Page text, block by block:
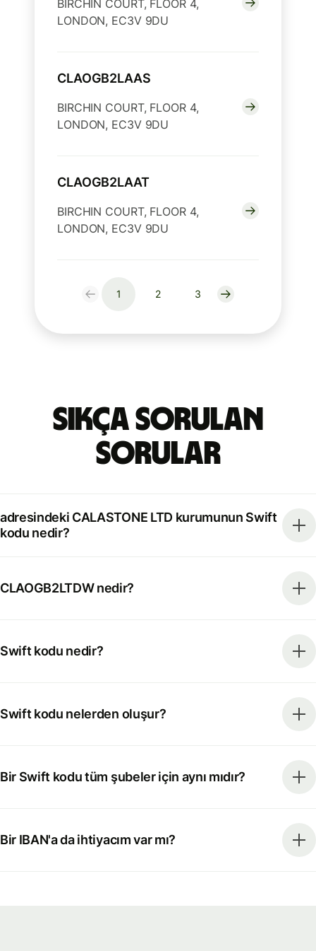
BIRCHIN COURT, FLOOR 4,
LONDON, EC3V 9DU
CLAOGB2LAAS
BIRCHIN COURT, FLOOR 4,
LONDON, EC3V 9DU
CLAOGB2LAAT
BIRCHIN COURT, FLOOR 4,
LONDON, EC3V 9DU
1 2 3
Sıkça Sorulan
Sorular
adresindeki CALASTONE LTD kurumunun Swift
kodu nedir?
CLAOGB2LTDW nedir?
Swift kodu nedir?
Swift kodu nelerden oluşur?
Bir Swift kodu tüm şubeler için aynı mıdır?
Bir IBAN'a da ihtiyacım var mı?